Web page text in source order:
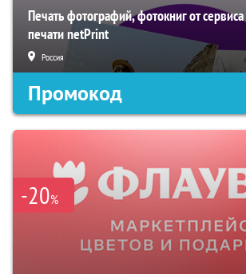
Печать фотографий, фотокниг от
печати netPrint
Россия
Промокод
-20%